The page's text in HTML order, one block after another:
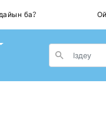
ба?
Dropdown